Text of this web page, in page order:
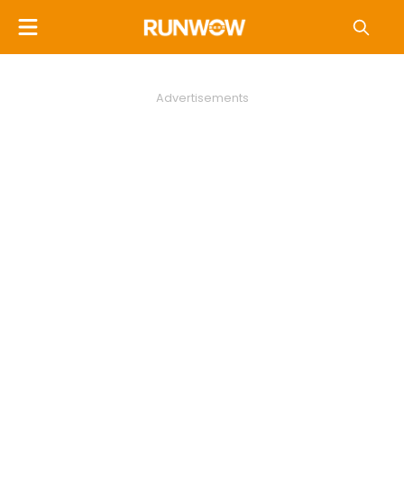
Advertisements